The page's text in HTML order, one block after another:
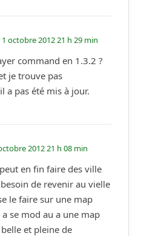
1 octobre 2012 21 h 29 min
command en 1.3.2 ?
je trouve pas
a pas été mis à jour.
2012 21 h 08 min
en fin faire des ville
de revenir au vielle
le faire sur une map
se mod au a une map
et pleine de